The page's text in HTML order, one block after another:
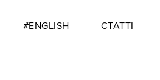
#ENGLISH СТАТТІ